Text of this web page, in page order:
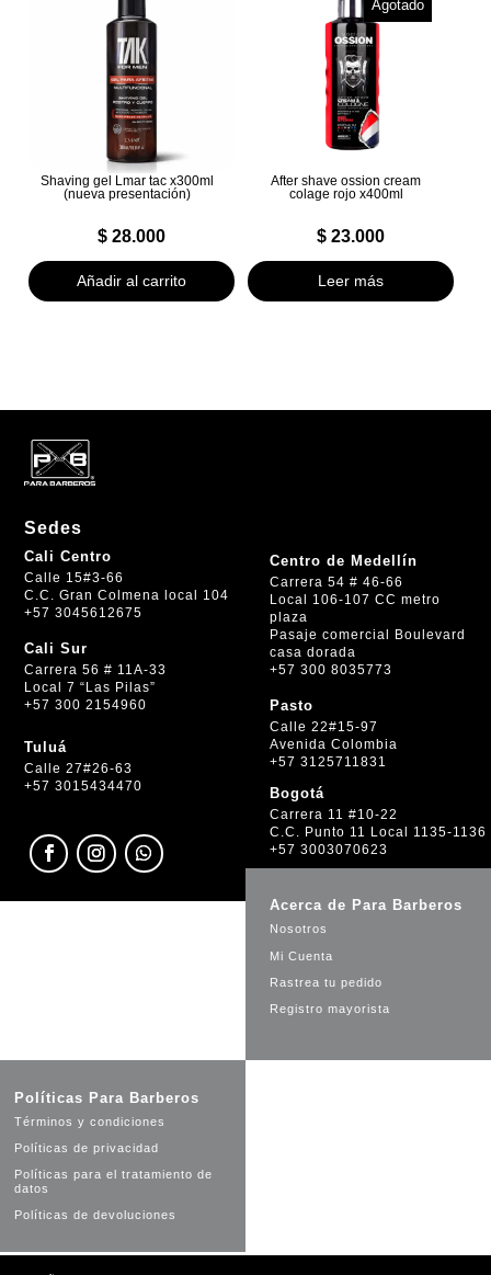
Shaving gel Lmar tac x300ml
(nueva presentación)
$28.000
Añadir al carrito
Agotado
After shave ossion cream
colage rojo x400ml
$23.000
Leer más
Sedes
Cali Centro
Calle 15#3-66
C.C. Gran Colmena local 104
+57 3045612675
Cali Sur
Carrera 56 # 11A-33
Local 7 “Las Pilas”
+57 300 2154960
Tuluá
Calle 27#26-63
+57 3015434470
Centro de Medellín
Carrera 54 # 46-66
Local 106-107 CC metro
plaza
Pasaje comercial Boulevard
casa dorada
+57 300 8035773
Pasto
Calle 22#15-97
Avenida Colombia
+57 3125711831
Bogotá
Carrera 11 #10-22
C.C. Punto 11 Local 1135-1136
+57 3003070623
Acerca de Para Barberos
Nosotros
Mi Cuenta
Rastrea tu pedido
Registro mayorista
Políticas Para Barberos
Términos y condiciones
Políticas de privacidad
Políticas para el tratamiento de
datos
Políticas de devoluciones